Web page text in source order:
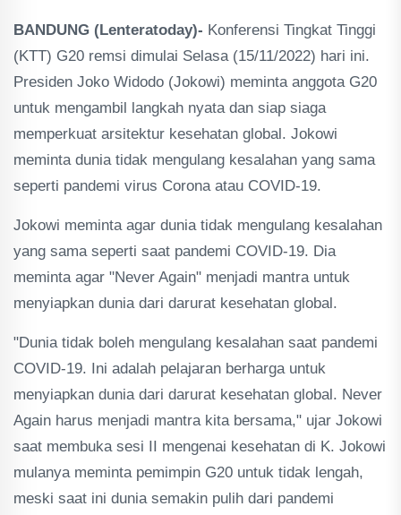
BANDUNG (Lenteratoday)- Konferensi Tingkat Tinggi
(KTT) G20 remsi dimulai Selasa (15/11/2022) hari ini.
Presiden Joko Widodo (Jokowi) meminta anggota G20
untuk mengambil langkah nyata dan siap siaga
memperkuat arsitektur kesehatan global. Jokowi
meminta dunia tidak mengulang kesalahan yang sama
seperti pandemi virus Corona atau COVID-19.
Jokowi meminta agar dunia tidak mengulang kesalahan
yang sama seperti saat pandemi COVID-19. Dia
meminta agar "Never Again" menjadi mantra untuk
menyiapkan dunia dari darurat kesehatan global.
"Dunia tidak boleh mengulang kesalahan saat pandemi
COVID-19. Ini adalah pelajaran berharga untuk
menyiapkan dunia dari darurat kesehatan global. Never
Again harus menjadi mantra kita bersama," ujar Jokowi
saat membuka sesi II mengenai kesehatan di K. Jokowi
mulanya meminta pemimpin G20 untuk tidak lengah,
meski saat ini dunia semakin pulih dari pandemi